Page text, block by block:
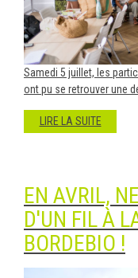
Samedi 5 juillet, les
ont pu se retrouver une
LIRE LA SUITE
EN AVRIL,
D'UN FIL À
BORDEBIO !